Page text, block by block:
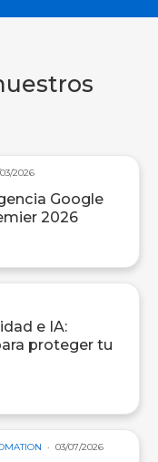
2026
Google
2026
Redegal, agencia
e IA:
proteger tu
Ciberseguridad e
03/07/2026